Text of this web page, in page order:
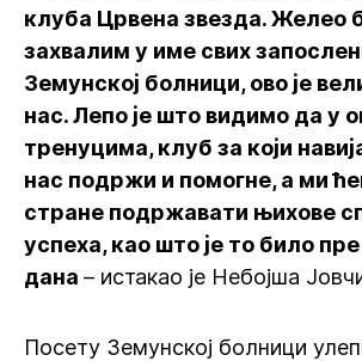
клуба Црвена звезда. Желео
захвалим у име свих
Земунској болници, ово је
нас. Лепо је што видимо да у
тренуцима, клуб за који
нас подржи и помогне, а ми
стране подржавати њихове
успеха, као што је то било
дана – истакао је Небојша
Посету Земунској болници